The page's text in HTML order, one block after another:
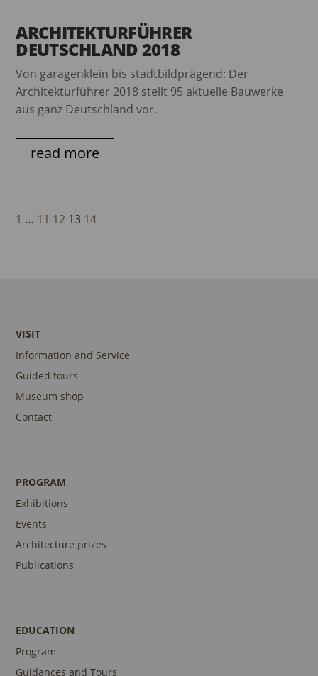
ARCHITEKTURFÜHRER
DEUTSCHLAND 2018
Von garagenklein bis stadtbildprägend: Der
Architekturführer 2018 stellt 95 aktuelle Bauwerke
aus ganz Deutschland vor.
read more
1 … 11 12 13 14
VISIT
Information and Service
Guided tours
Museum shop
Contact
PROGRAM
Exhibitions
Events
Architecture prizes
Publications
EDUCATION
Program
Guidances and Tours